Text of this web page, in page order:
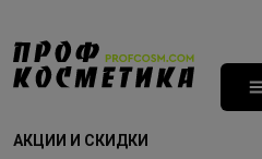
АКЦИИ И СКИДКИ